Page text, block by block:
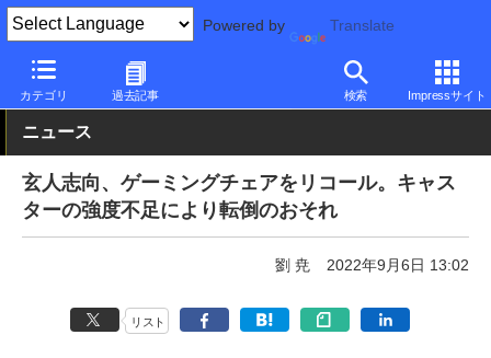
Powered by Translate
カテゴリ 過去記事 検索 Impressサイト
PC Watch 半導体/周辺機器
ニュース
玄人志向、ゲーミングチェアをリコール。キャス
ターの強度不足により転倒のおそれ
劉 尭 2022年9月6日 13:02
リスト